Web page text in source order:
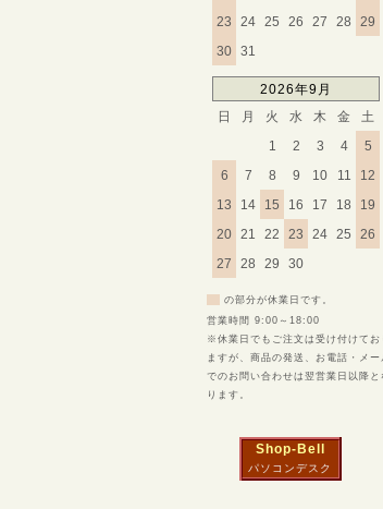
23 24 25 26 27 28 29
30 31
2026年9月
日
月 火 水 木 金 土
1 2 3 4 5
6 7 8 9 10 11 12
13 14 15 16 17 18 19
20 21 22 23 24 25 26
27 28 29 30
の部分が休業日です。
営業時間 9:00～18:00
※休業日でもご注文は受け付けてお
ますが、商品の発送、お電話・メー
でのお問い合わせは翌営業日以降と
ります。
Shop-Bell
パソコンデスク